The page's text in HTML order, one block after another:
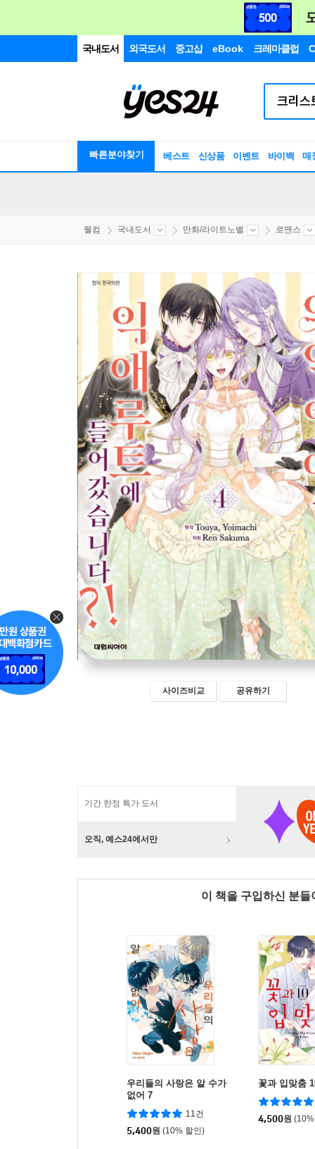
국내도서 외국도서 중고샵 eBook 크레마클럽
빠른분야찾기 베스트 신상품 이벤트 바이백 매
웰컴 국내도서 만화/라이트노벨 로맨스
사이즈비교 공유하기
기간 한정 특가 도서
오직, 예스24에서만
이 책을 구입하신 분
우리들의 사랑은 알 수가
없어 7
11건
5,400원 (10% 할인)
꽃과 입맞춤
4,500원